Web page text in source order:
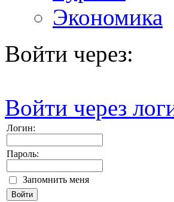
Экономика
Войти через:
Войти через
Логин:
Пароль:
Запомнить меня